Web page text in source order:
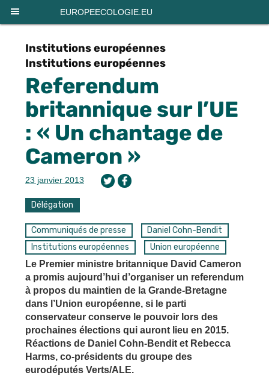
EUROPEECOLOGIE.EU
Institutions européennes
Institutions européennes
Referendum
britannique sur l’UE
: « Un chantage de
Cameron »
23 janvier 2013
Délégation
Communiqués de presse
Daniel Cohn-Bendit
Institutions européennes
Union européenne
Le Premier ministre britannique David Cameron
a promis aujourd’hui d’organiser un referendum
à propos du maintien de la Grande-Bretagne
dans l’Union européenne, si le parti
conservateur conserve le pouvoir lors des
prochaines élections qui auront lieu en 2015.
Réactions de Daniel Cohn-Bendit et Rebecca
Harms, co-présidents du groupe des
eurodéputés Verts/ALE.